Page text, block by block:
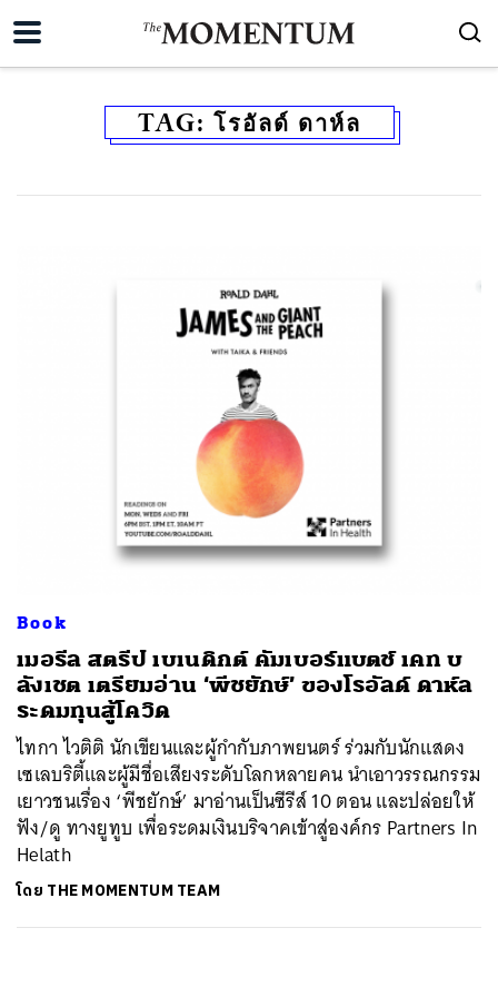
TAG: โรอัลด์ ดาห์ล
Book
เมอรีล สตรีป เบเนดิกต์ คัมเบอร์แบตช์ เคท บ
ลังเชต เตรียมอ่าน ‘พีชยักษ์’ ของโรอัลด์ ดาห์ล
ระดมทุนสู้โควิด
ไทกา ไวติติ นักเขียนและผู้กำกับภาพยนตร์ ร่วมกับนักแสดง
เซเลบริตี้และผู้มีชื่อเสียงระดับโลกหลายคน นำเอาวรรณกรรม
เยาวชนเรื่อง ‘พีชยักษ์’ มาอ่านเป็นซีรีส์ 10 ตอน และปล่อยให้
ฟัง/ดู ทางยูทูบ เพื่อระดมเงินบริจาคเข้าสู่องค์กร Partners In
Helath
โดย THE MOMENTUM TEAM